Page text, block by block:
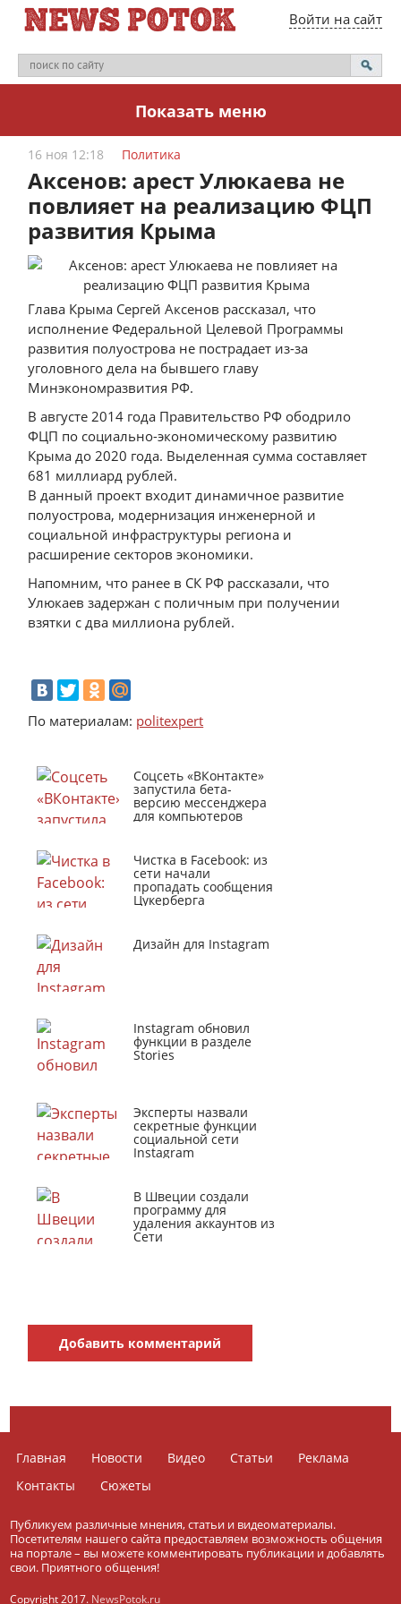
Войти на сайт
Показать меню
16 ноя 12:18 Политика
Аксенов: арест Улюкаева не
повлияет на реализацию ФЦП
развития Крыма
Глава Крыма Сергей Аксенов рассказал, что
исполнение Федеральной Целевой Программы
развития полуострова не пострадает из-за
уголовного дела на бывшего главу
Минэкономразвития РФ.
В августе 2014 года Правительство РФ ободрило
ФЦП по социально-экономическому развитию
Крыма до 2020 года. Выделенная сумма составляет
681 миллиард рублей.
В данный проект входит динамичное развитие
полуострова, модернизация инженерной и
социальной инфраструктуры региона и
расширение секторов экономики.
Напомним, что ранее в СК РФ рассказали, что
Улюкаев задержан с поличным при получении
взятки с два миллиона рублей.
По материалам: politexpert
Соцсеть «ВКонтакте»
запустила бета-
версию мессенджера
для компьютеров
Чистка в Facebook: из
сети начали
пропадать сообщения
Цукерберга
Дизайн для Instagram
Instagram обновил
функции в разделе
Stories
Эксперты назвали
секретные функции
социальной сети
Instagram
В Швеции создали
программу для
удаления аккаунтов из
Сети
Добавить комментарий
Главная Новости Видео Статьи
Реклама
Контакты
Сюжеты
Публикуем различные мнения, статьи и видеоматериалы.
Посетителям нашего сайта предоставляем возможность общения
на портале – вы можете комментировать публикации и добавлять
свои. Приятного общения!
Copyright 2017. NewsPotok.ru